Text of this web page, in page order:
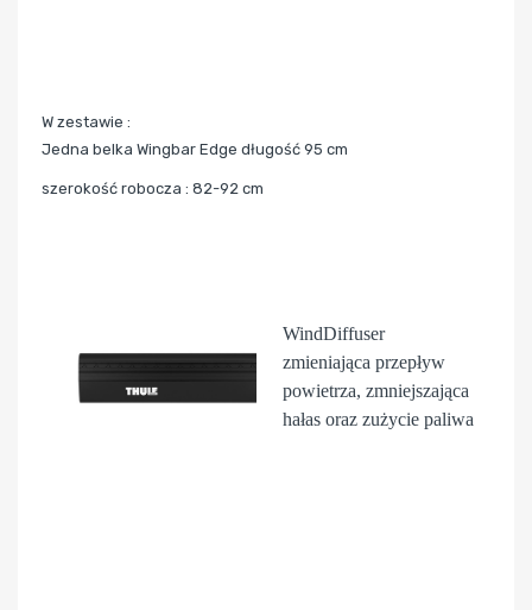
W zestawie :
Jedna belka Wingbar Edge długość 95 cm
szerokość robocza : 82-92 cm
WindDiffuser
zmieniająca przepływ
powietrza, zmniejszająca
hałas oraz zużycie paliwa